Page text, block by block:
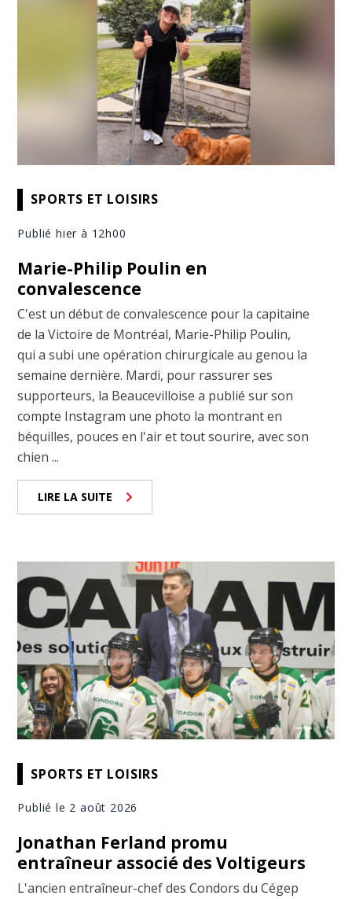
SPORTS ET LOISIRS
Publié hier à 12h00
Marie-Philip Poulin en
convalescence
C'est un début de convalescence pour la capitaine
de la Victoire de Montréal, Marie-Philip Poulin,
qui a subi une opération chirurgicale au genou la
semaine dernière. Mardi, pour rassurer ses
supporteurs, la Beaucevilloise a publié sur son
compte Instagram une photo la montrant en
béquilles, pouces en l'air et tout sourire, avec son
chien ...
LIRE LA SUITE
SPORTS ET LOISIRS
Publié le 2 août 2026
Jonathan Ferland promu
entraîneur associé des Voltigeurs
L'ancien entraîneur-chef des Condors du Cégep